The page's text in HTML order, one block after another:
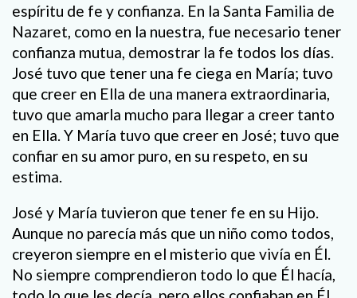
espíritu de fe y confianza. En la Santa Familia de
Nazaret, como en la nuestra, fue necesario tener
confianza mutua, demostrar la fe todos los días.
José tuvo que tener una fe ciega en María; tuvo
que creer en Ella de una manera extraordinaria,
tuvo que amarla mucho para llegar a creer tanto
en Ella. Y María tuvo que creer en José; tuvo que
confiar en su amor puro, en su respeto, en su
estima.
José y María tuvieron que tener fe en su Hijo.
Aunque no parecía más que un niño como todos,
creyeron siempre en el misterio que vivía en Él.
No siempre comprendieron todo lo que Él hacía,